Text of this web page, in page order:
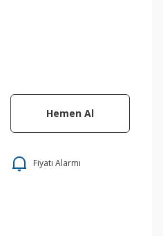
Hemen Al
Fiyatı Alarmı